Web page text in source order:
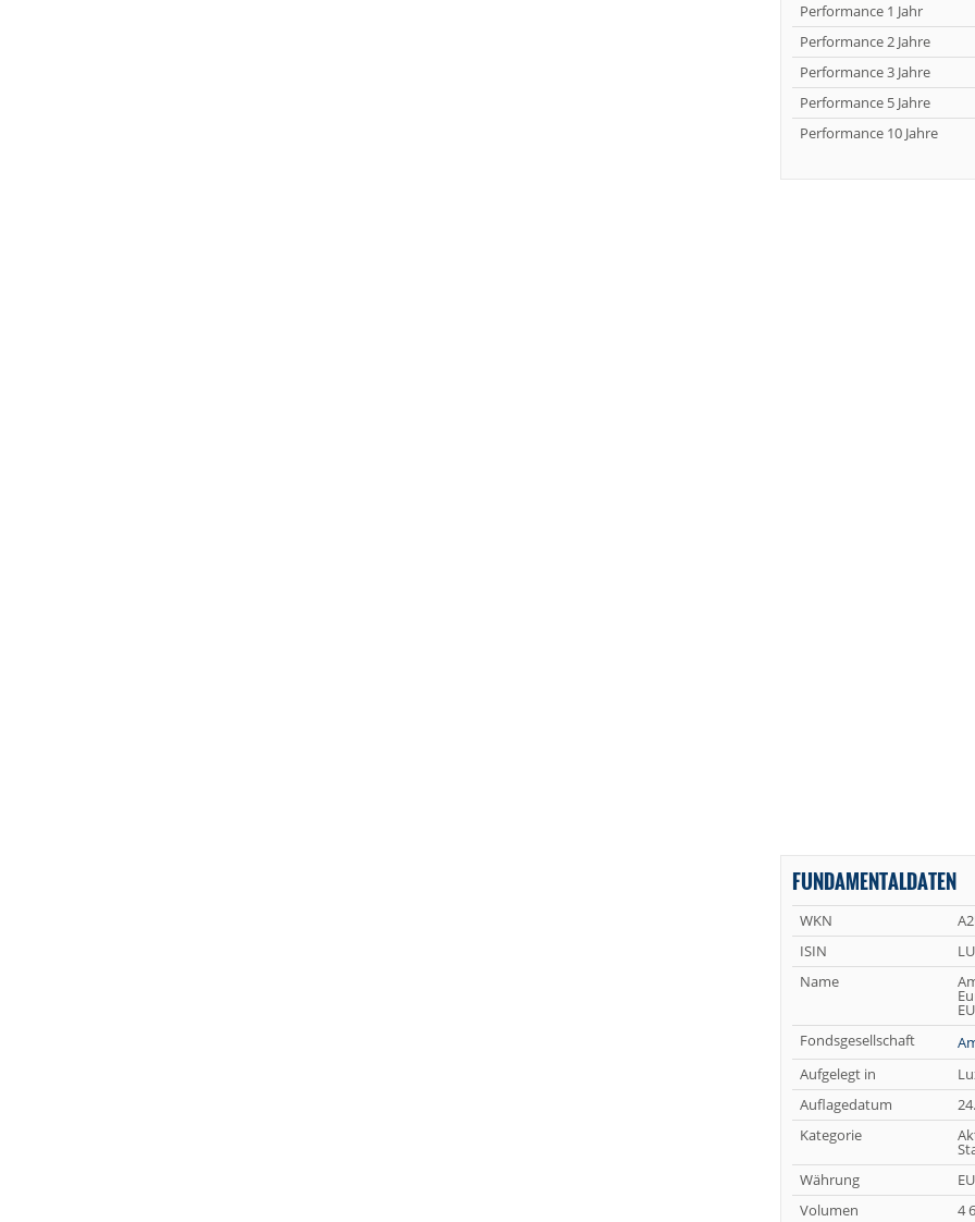
Performance 1 Jahr
Performance 2 Jahre
Performance 3 Jahre
Performance 5 Jahre
Performance 10 Jahre
FUNDAMENTALDATEN
WKN
ISIN
Name
Fondsgesellschaft
Aufgelegt in
Auflagedatum
Kategorie
Währung
Volumen
4